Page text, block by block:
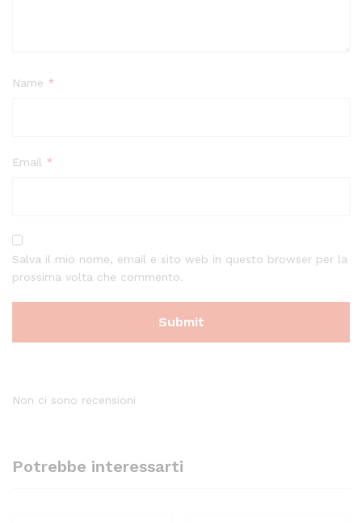
Name *
Email *
Salva il mio nome, email e sito web in questo browser per la
prossima volta che commento.
Non ci sono recensioni
Potrebbe interessarti